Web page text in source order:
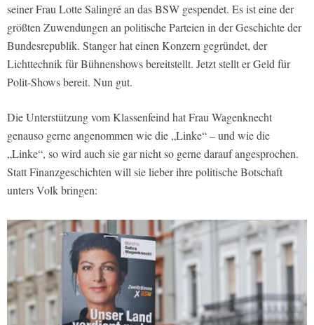
seiner Frau Lotte Salingré an das BSW gespendet. Es ist eine der
größten Zuwendungen an politische Parteien in der Geschichte der
Bundesrepublik. Stanger hat einen Konzern gegründet, der
Lichttechnik für Bühnenshows bereitstellt. Jetzt stellt er Geld für
Polit-Shows bereit. Nun gut.
Die Unterstützung vom Klassenfeind hat Frau Wagenknecht
genauso gerne angenommen wie die „Linke“ – und wie die
„Linke“, so wird auch sie gar nicht so gerne darauf angesprochen.
Statt Finanzgeschichten will sie lieber ihre politische Botschaft
unters Volk bringen: